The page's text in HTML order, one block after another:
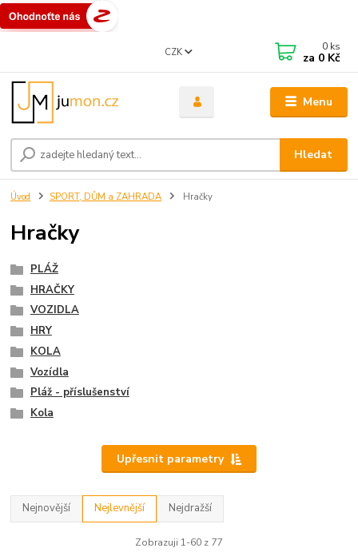
Menu
CZK
Hledat
0 ks
za 0 Kč
Úvod SPORT, DŮM a ZAHRADA Hračky
Hračky
PLÁŽ
HRAČKY
VOZIDLA
HRY
KOLA
Vozídla
Pláž - příslušenství
Kola
Upřesnit parametry
Nejnovější Nejlevnější Nejdražší
Zobrazuji 1-60 z 77